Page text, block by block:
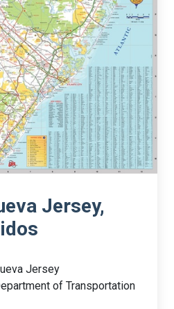
Jersey,
Jersey
of Transportation